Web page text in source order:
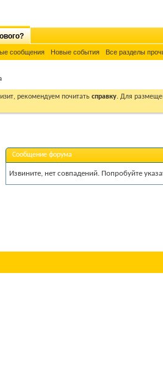
сообщения Новые события Все разделы
рекомендуем почитать справку. Для
Сообщение форума
Извините, нет совпадений. Попробуйте